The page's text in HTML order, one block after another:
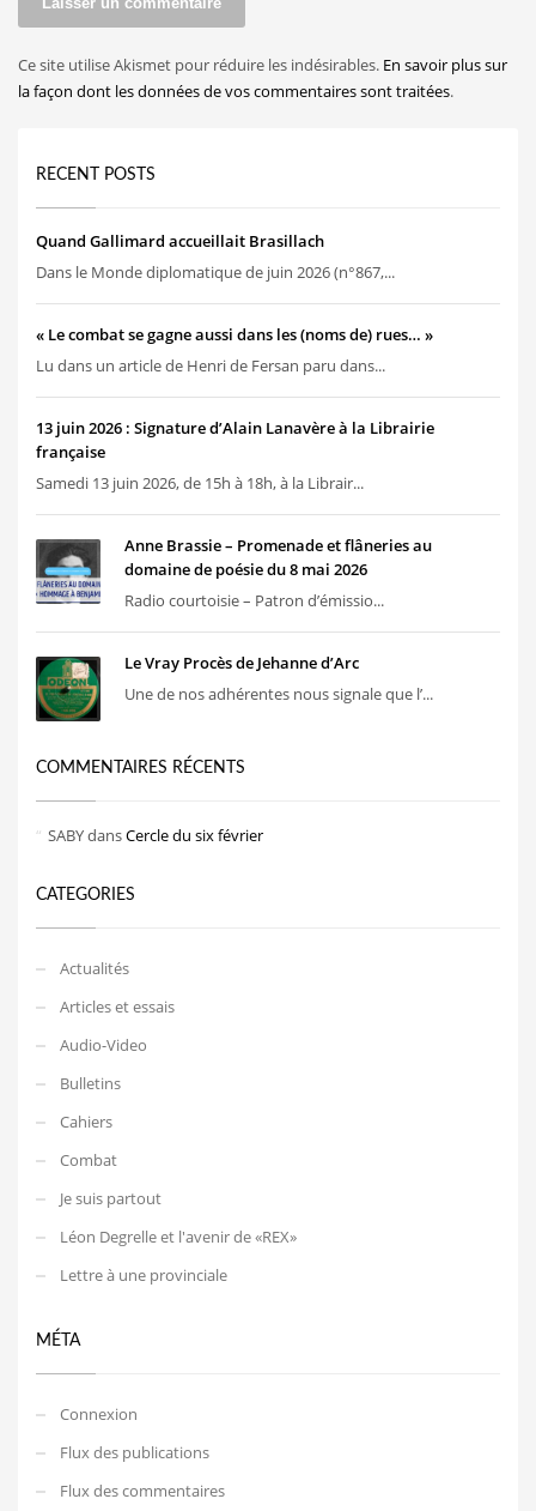
Ce site utilise Akismet pour réduire les indésirables. En savoir plus sur
la façon dont les données de vos commentaires sont traitées.
RECENT POSTS
Quand Gallimard accueillait Brasillach
Dans le Monde diplomatique de juin 2026 (n°867,...
« Le combat se gagne aussi dans les (noms de) rues… »
Lu dans un article de Henri de Fersan paru dans...
13 juin 2026 : Signature d’Alain Lanavère à la Librairie
française
Samedi 13 juin 2026, de 15h à 18h, à la Librair...
Anne Brassie – Promenade et flâneries au
domaine de poésie du 8 mai 2026
Radio courtoisie – Patron d’émissio...
Le Vray Procès de Jehanne d’Arc
Une de nos adhérentes nous signale que l’...
COMMENTAIRES RÉCENTS
SABYdansCercle du six février
CATEGORIES
Actualités
Articles et essais
Audio-Video
Bulletins
Cahiers
Combat
Je suis partout
Léon Degrelle et l'avenir de «REX»
Lettre à une provinciale
MÉTA
Connexion
Flux des publications
Flux des commentaires